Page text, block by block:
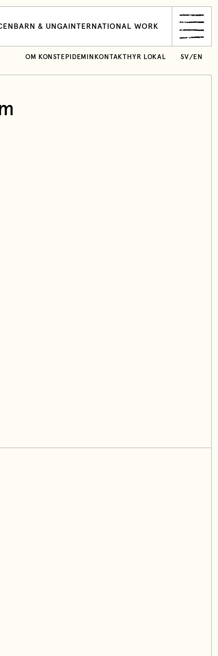
BARN & UNGA INTERNATIONAL WORK
OM KONSTEPIDEMIN KONTAKT HYR LOKAL SV/ EN